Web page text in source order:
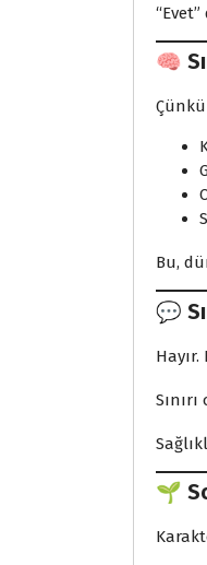
🧠
Bu,
💬
🌱